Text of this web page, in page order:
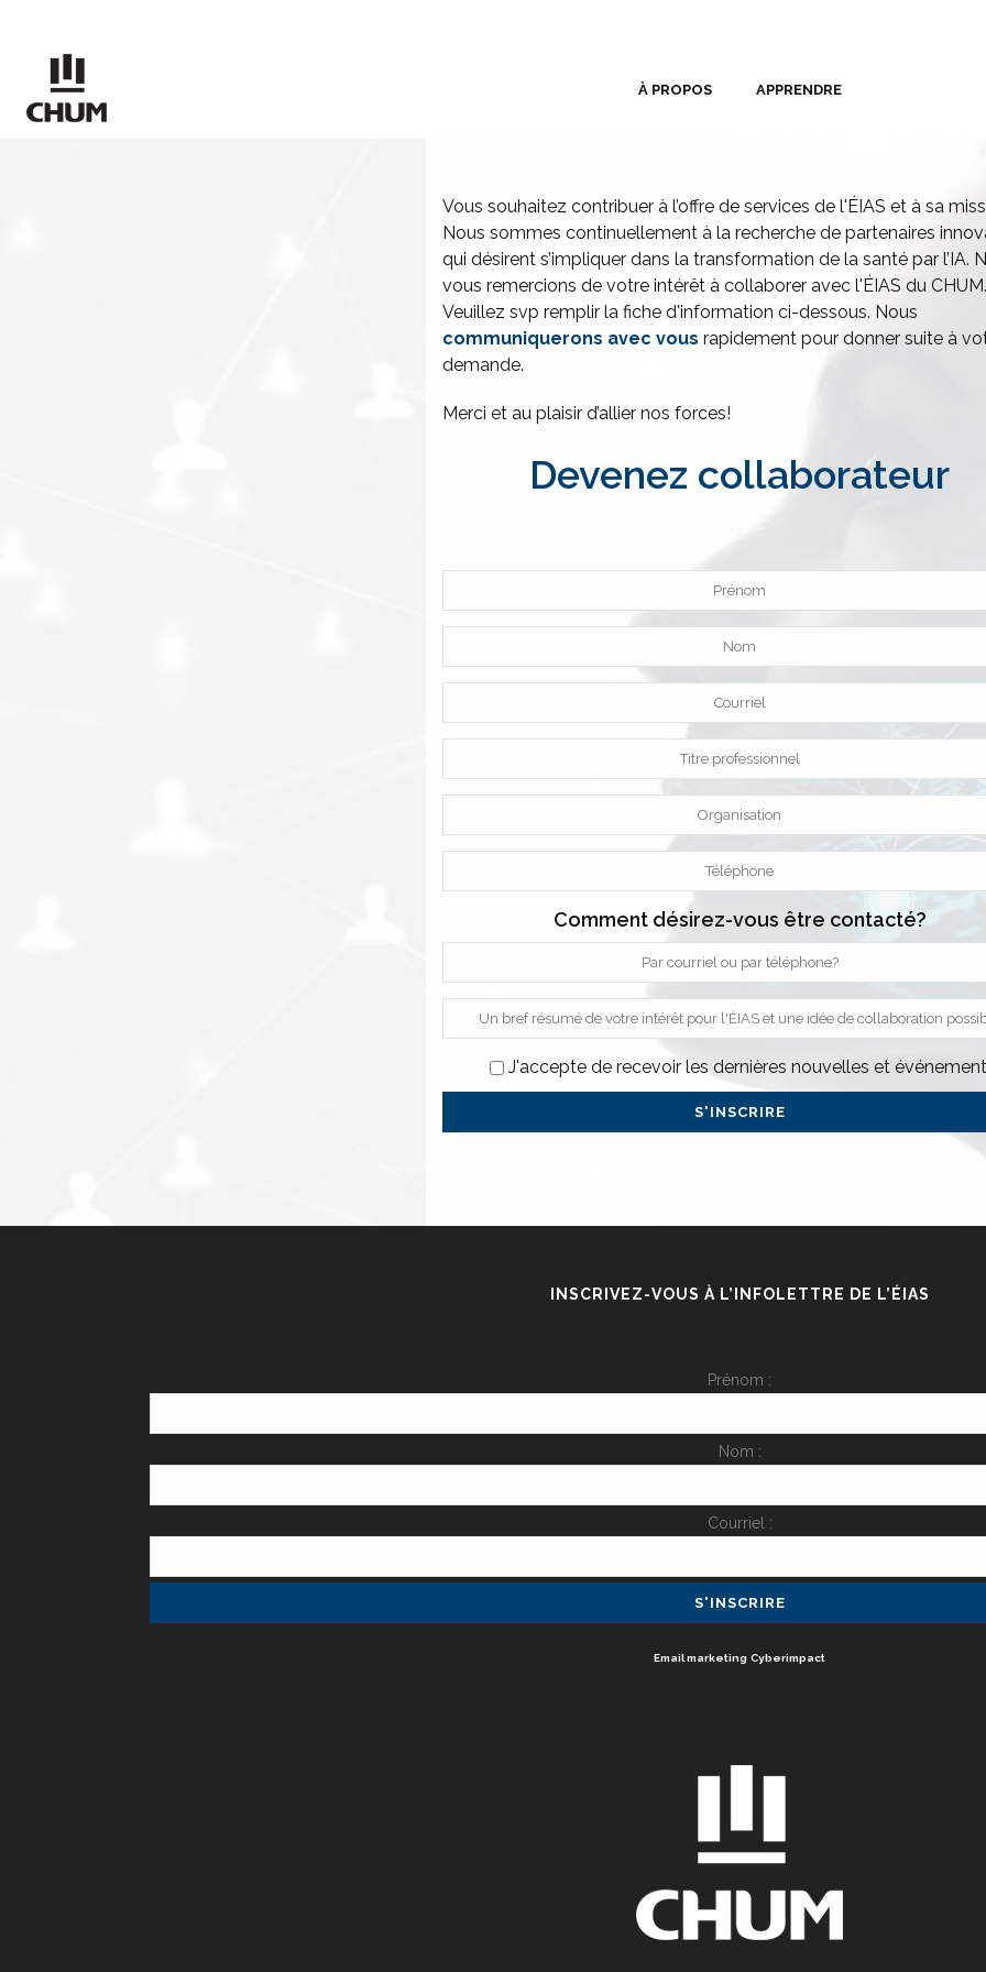
À PROPOS APPRENDRE
Vous souhaitez contribuer à l’offre de services de l'ÉIAS et à sa
Nous sommes continuellement à la recherche de partenaires
qui désirent s’impliquer dans la transformation de la santé par l’IA.
vous remercions de votre intérêt à collaborer avec l'ÉIAS du CHUM.
Veuillez svp remplir la fiche d'information ci-dessous. Nous
communiquerons avec vous rapidement pour donner suite à
demande.
Merci et au plaisir d’allier nos forces!
Devenez collaborateur
Comment désirez-vous être contacté?
J'accepte de recevoir les dernières nouvelles et
INSCRIVEZ-VOUS À L’INFOLETTRE DE L’ÉIAS
Prénom :
Nom :
Courriel :
Email marketing Cyberimpact